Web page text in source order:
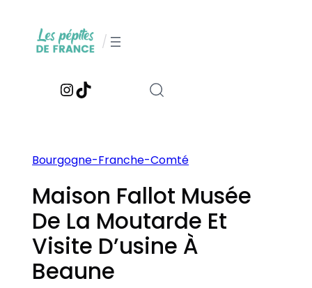
contenu
/
Instagram
TikTok
Bourgogne-Franche-Comté
Maison Fallot Musée
De La Moutarde Et
Visite D’usine À
Beaune